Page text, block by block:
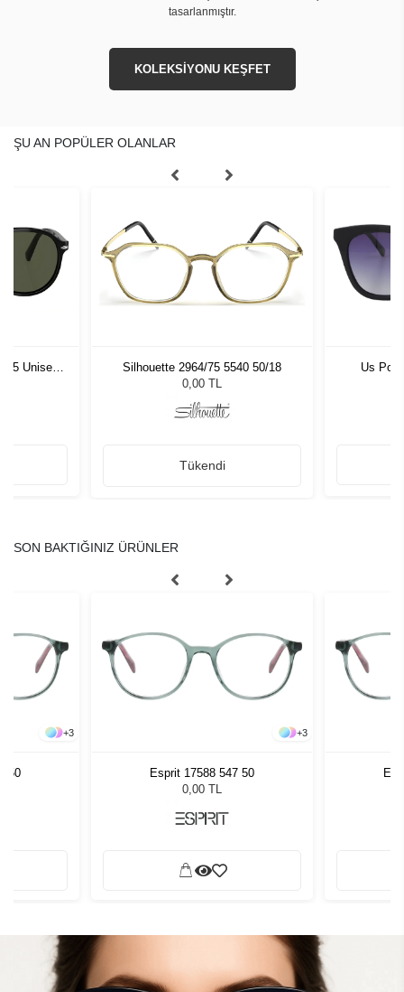
tasarlanmıştır.
KOLEKSİYONU KEŞFET
ŞU AN POPÜLER OLANLAR
55 Unisex
Silhouette 2964/75 5540 50/18
0,00 TL
Tükendi
Us
SON BAKTIĞINIZ ÜRÜNLER
+3
50
+3
Esprit 17588 547 50
0,00 TL